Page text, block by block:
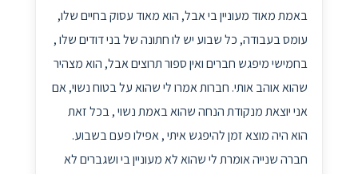
באמת מאוד מעוניין בי אבל, הוא מאוד עסוק בחיים שלו,
עומס בעבודה, כל שבוע יש לו חתונה של בני דודים שלו ,
בחמישי מיפגש חברים ואין ספור תרוצים אבל, הוא מצהיר
שהוא אוהב אותי. חברות אמרו לי שהוא על בטוח נשוי, אם
אני יוצאת מנקודת הנחה שהוא באמת נשוי , בכל זאת
הוא היה מוצא זמן להיפגש איתי , אפילו פעם בשבוע.
חברה שנייה אומרת לי שהוא לא מעוניין בי ושגברים לא